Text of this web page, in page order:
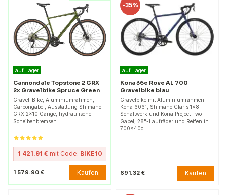
auf Lager
Cannondale Topstone 2 GRX
2x Gravelbike Spruce Green
Gravel-Bike, Aluminiumrahmen,
Carbongabel, Ausstattung Shimano
GRX 2x10 Gänge, hydraulische
Scheibenbremsen.
1 421.91 € mit Code: BIKE10
1 579.90 € Kaufen
-35%
auf Lager
Kona 36e Rove AL 700
Gravelbike blau
Gravelbike mit Aluminiumrahmen
Kona 6061, Shimano Claris 1x8-
Schaltwerk und Kona Project Two-
Gabel, 28"-Laufräder und Reifen in
700x40c.
691.32 € Kaufen